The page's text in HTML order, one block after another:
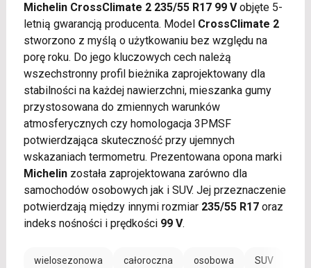
Michelin CrossClimate 2 235/55 R17 99 Vobjęte 5-
letnią gwarancją producenta. Model CrossClimate 2
stworzono z myślą o użytkowaniu bez względu na
porę roku. Do jego kluczowych cech należą
wszechstronny profil bieżnika zaprojektowany dla
stabilności na każdej nawierzchni, mieszanka gumy
przystosowana do zmiennych warunków
atmosferycznych czy homologacja 3PMSF
potwierdzająca skuteczność przy ujemnych
wskazaniach termometru. Prezentowana opona marki
Michelinzostała zaprojektowana zarówno dla
samochodów osobowych jak i SUV. Jej przeznaczenie
potwierdzają między innymi rozmiar 235/55 R17oraz
indeks nośności i prędkości 99 V.
wielosezonowa całoroczna osobowa SUV